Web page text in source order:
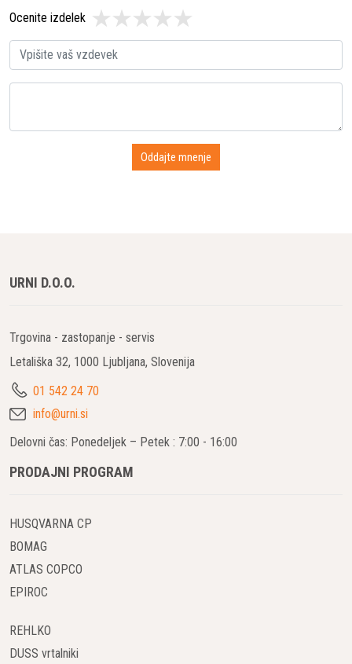
Ocenite izdelek
URNI D.O.O.
Trgovina - zastopanje - servis
Letališka 32, 1000 Ljubljana, Slovenija
01 542 24 70
info@urni.si
Delovni čas: Ponedeljek – Petek : 7:00 - 16:00
PRODAJNI PROGRAM
HUSQVARNA CP
BOMAG
ATLAS COPCO
EPIROC
REHLKO
DUSS vrtalniki